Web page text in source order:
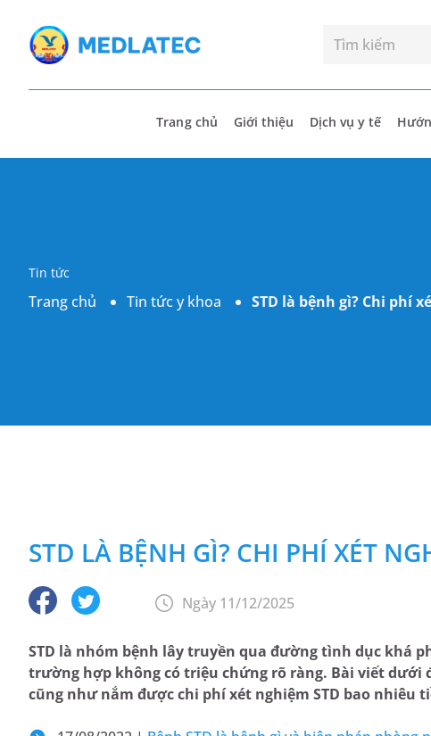
Trang chủ Giới thiệu Dịch vụ y tế
Tin tức
Trang chủ Tin tức y khoa STD là bệnh gì? Chi phí
STD LÀ BỆNH GÌ? CHI PHÍ XÉT
Ngày 11/12/2025
STD là nhóm bệnh lây truyền qua đường tình dục khá
trường hợp không có triệu chứng rõ ràng. Bài viết dưới
cũng như nắm được chi phí xét nghiệm STD bao nhiêu